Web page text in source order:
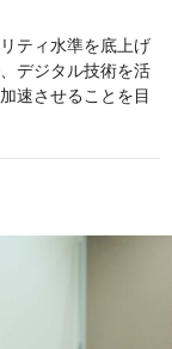
ティ水準を底上げ
デジタル技術を活
速させることを目